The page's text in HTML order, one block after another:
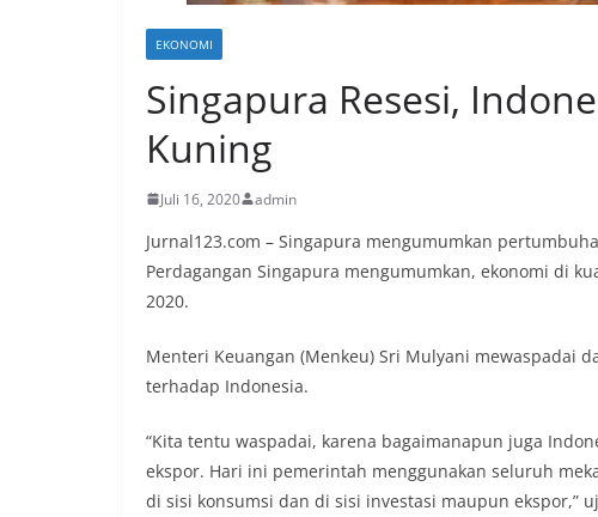
EKONOMI
Singapura Resesi,
Kuning
Juli 16, 2020 admin
Jurnal123.com – Singapura mengumumkan
Perdagangan Singapura mengumumkan, ekonomi di
2020.
Menteri Keuangan (Menkeu) Sri Mulyani mewaspadai
terhadap Indonesia.
“Kita tentu waspadai, karena bagaimanapun juga
ekspor. Hari ini pemerintah menggunakan seluruh
di sisi konsumsi dan di sisi investasi maupun ekspor,”